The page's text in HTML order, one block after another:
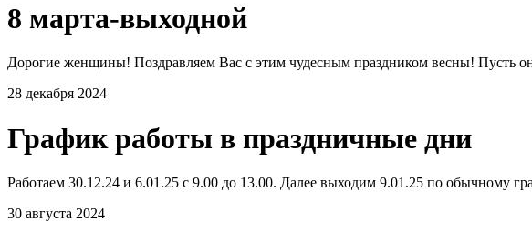
8 марта-выходной
Дорогие женщины! Поздравляем Вас с этим чудесным праздником весны! Пусть он
28 декабря 2024
График работы в праздничные дни
Работаем 30.12.24 и 6.01.25 с 9.00 до 13.00. Далее выходим 9.01.25 по обычному
30 августа 2024